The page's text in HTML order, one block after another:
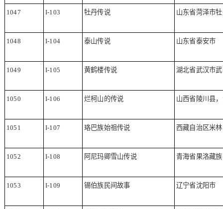
1047 I-103 牡丹传说 山东省菏泽市
1048 I-104 泰山传说 山东省泰安市
1049 I-105 黄鹤楼传说 湖北省武汉市
1050 I-106 烂柯山的传说 山西省陵川县
1051 I-107 珞巴族始祖传说 西藏自治区米
1052 I-108 阿尼玛卿雪山传说 青海省果洛藏
1053 I-109 锡伯族民间故事 辽宁省沈阳市